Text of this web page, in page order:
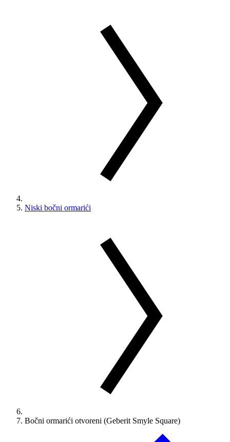
Niski bočni ormarići
Bočni ormarići otvoreni (Geberit Smyle Square)